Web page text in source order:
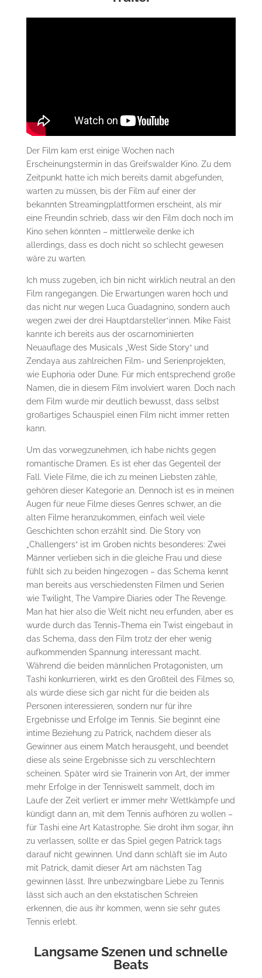
Der Film kam erst einige Wochen nach
Erscheinungstermin in das Greifswalder Kino. Zu dem
Zeitpunkt hatte ich mich bereits damit abgefunden,
warten zu müssen, bis der Film auf einer der
bekannten Streamingplattformen erscheint, als mir
eine Freundin schrieb, dass wir den Film doch noch im
Kino sehen könnten – mittlerweile denke ich
allerdings, dass es doch nicht so schlecht gewesen
wäre zu warten.
Ich muss zugeben, ich bin nicht wirklich neutral an den
Film rangegangen. Die Erwartungen waren hoch und
das nicht nur wegen Luca Guadagnino, sondern auch
wegen zwei der drei Hauptdarsteller*innen. Mike Faist
kannte ich bereits aus der oscarnominierten
Neuauflage des Musicals „West Side Story“ und
Zendaya aus zahlreichen Film- und Serienprojekten,
wie Euphoria oder Dune. Für mich entsprechend große
Namen, die in diesem Film involviert waren. Doch nach
dem Film wurde mir deutlich bewusst, dass selbst
großartiges Schauspiel einen Film nicht immer retten
kann.
Um das vorwegzunehmen, ich habe nichts gegen
romantische Dramen. Es ist eher das Gegenteil der
Fall. Viele Filme, die ich zu meinen Liebsten zähle,
gehören dieser Kategorie an. Dennoch ist es in meinen
Augen für neue Filme dieses Genres schwer, an die
alten Filme heranzukommen, einfach weil viele
Geschichten schon erzählt sind. Die Story von
„Challengers“ ist im Groben nichts besonderes: Zwei
Männer verlieben sich in die gleiche Frau und diese
fühlt sich zu beiden hingezogen – das Schema kennt
man bereits aus verschiedensten Filmen und Serien
wie Twilight, The Vampire Diaries oder The Revenge.
Man hat hier also die Welt nicht neu erfunden, aber es
wurde durch das Tennis-Thema ein Twist eingebaut in
das Schema, dass den Film trotz der eher wenig
aufkommenden Spannung interessant macht.
Während die beiden männlichen Protagonisten, um
Tashi konkurrieren, wirkt es den Großteil des Filmes so,
als würde diese sich gar nicht für die beiden als
Personen interessieren, sondern nur für ihre
Ergebnisse und Erfolge im Tennis. Sie beginnt eine
intime Beziehung zu Patrick, nachdem dieser als
Gewinner aus einem Match herausgeht, und beendet
diese als seine Ergebnisse sich zu verschlechtern
scheinen. Später wird sie Trainerin von Art, der immer
mehr Erfolge in der Tenniswelt sammelt, doch im
Laufe der Zeit verliert er immer mehr Wettkämpfe und
kündigt dann an, mit dem Tennis aufhören zu wollen –
für Tashi eine Art Katastrophe. Sie droht ihm sogar, ihn
zu verlassen, sollte er das Spiel gegen Patrick tags
darauf nicht gewinnen. Und dann schläft sie im Auto
mit Patrick, damit dieser Art am nächsten Tag
gewinnen lässt. Ihre unbezwingbare Liebe zu Tennis
lässt sich auch an den ekstatischen Schreien
erkennen, die aus ihr kommen, wenn sie sehr gutes
Tennis erlebt.
Langsame Szenen und schnelle
Beats